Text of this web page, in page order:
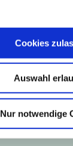
Cookies
Auswahl
Nur notwendige